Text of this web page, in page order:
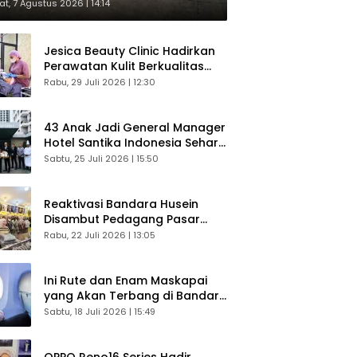
7 Agustus 2026 | 14:14
Jesica Beauty Clinic Hadirkan
Perawatan Kulit Berkualitas
Plus Konsultasi Gratis
Rabu, 29 Juli 2026 | 12:30
43 Anak Jadi General Manager
Hotel Santika Indonesia Sehari
Sukses Digelar
Sabtu, 25 Juli 2026 | 15:50
Reaktivasi Bandara Husein
Disambut Pedagang Pasar
Baru, Diyakini Bangkitkan
Rabu, 22 Juli 2026 | 13:05
Ini Rute dan Enam Maskapai
yang Akan Terbang di Bandara
Husein Sastranegara
Sabtu, 18 Juli 2026 | 15:49